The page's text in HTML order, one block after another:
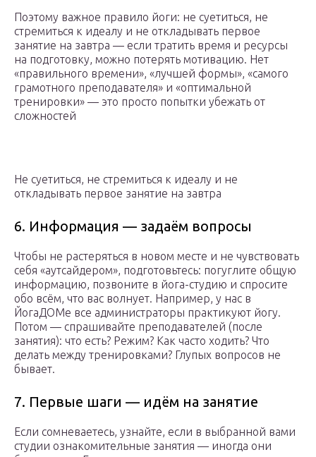
Поэтому важное правило йоги: не суетиться, не
стремиться к идеалу и не откладывать первое
занятие на завтра — если тратить время и ресурсы
на подготовку, можно потерять мотивацию. Нет
«правильного времени», «лучшей формы», «самого
грамотного преподавателя» и «оптимальной
тренировки» — это просто попытки убежать от
сложностей
Не суетиться, не стремиться к идеалу и не
откладывать первое занятие на завтра
6. Информация — задаём вопросы
Чтобы не растеряться в новом месте и не чувствовать
себя «аутсайдером», подготовьтесь: погуглите общую
информацию, позвоните в йога-студию и спросите
обо всём, что вас волнует. Например, у нас в
ЙогаДОМе все администраторы практикуют йогу.
Потом — спрашивайте преподавателей (после
занятия): что есть? Режим? Как часто ходить? Что
делать между тренировками? Глупых вопросов не
бывает.
7. Первые шаги — идём на занятие
Если сомневаетесь, узнайте, если в выбранной вами
студии ознакомительные занятия — иногда они